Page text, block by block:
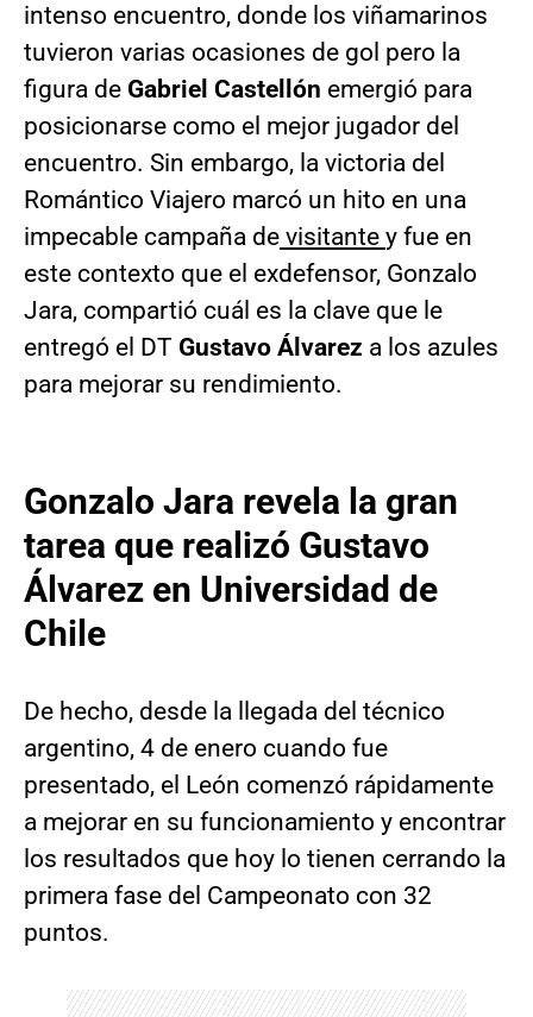
intenso encuentro, donde los viñamarinos
tuvieron varias ocasiones de gol pero la
figura de Gabriel Castellón emergió para
posicionarse como el mejor jugador del
encuentro. Sin embargo, la victoria del
Romántico Viajero marcó un hito en una
impecable campaña de visitante y fue en
este contexto que el exdefensor, Gonzalo
Jara, compartió cuál es la clave que le
entregó el DT Gustavo Álvarez a los azules
para mejorar su rendimiento.
Gonzalo Jara revela la gran
tarea que realizó Gustavo
Álvarez en Universidad de
Chile
De hecho, desde la llegada del técnico
argentino, 4 de enero cuando fue
presentado, el León comenzó rápidamente
a mejorar en su funcionamiento y encontrar
los resultados que hoy lo tienen cerrando la
primera fase del Campeonato con 32
puntos.